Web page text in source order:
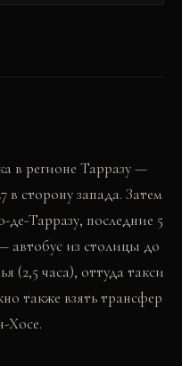
в регионе Тарразу —
в сторону запада. Затем
Тарразу, последние 5
автобус из столицы до
(2,5 часа), оттуда такси
также взять трансфер
Хосе.